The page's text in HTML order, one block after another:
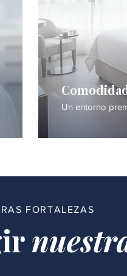
Un entorno
FORTALEZAS